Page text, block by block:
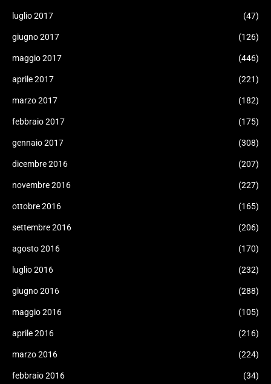
luglio 2017 (47)
giugno 2017 (126)
maggio 2017 (446)
aprile 2017 (221)
marzo 2017 (182)
febbraio 2017 (175)
gennaio 2017 (308)
dicembre 2016 (207)
novembre 2016 (227)
ottobre 2016 (165)
settembre 2016 (206)
agosto 2016 (170)
luglio 2016 (232)
giugno 2016 (288)
maggio 2016 (105)
aprile 2016 (216)
marzo 2016 (224)
febbraio 2016 (34)